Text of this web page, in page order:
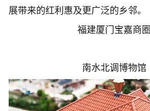
展带来的红利惠及更广泛的乡邻。
福建厦门宝嘉商圈
南水北调博物馆